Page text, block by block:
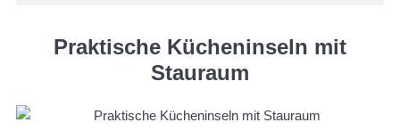
Praktische Kücheninseln mit
Stauraum